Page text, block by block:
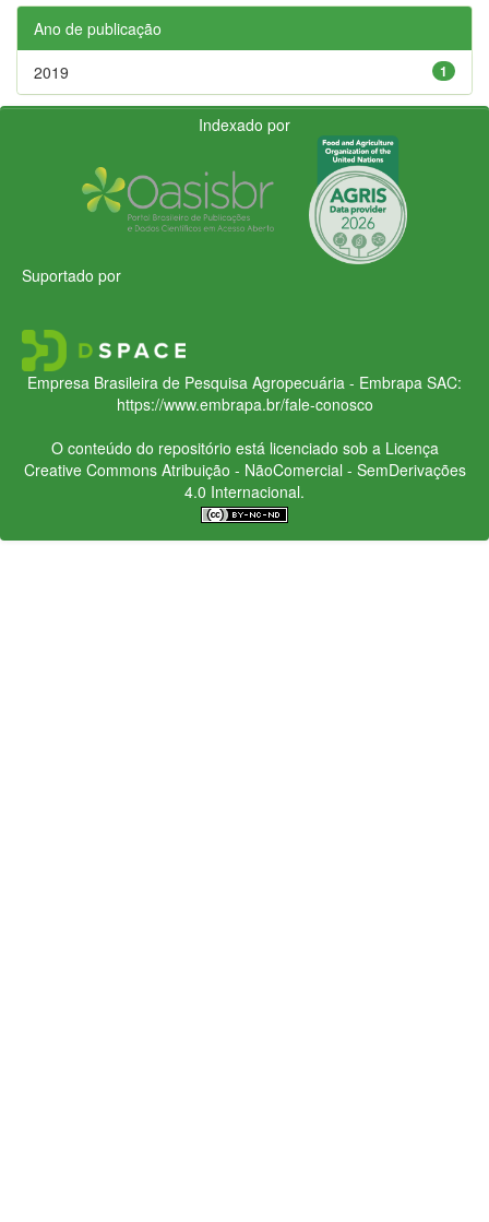
Ano de publicação
1
2019
Indexado por
Suportado por
Empresa Brasileira de Pesquisa Agropecuária - Embrapa SAC:
https://www.embrapa.br/fale-conosco
O conteúdo do repositório está licenciado sob a Licença
Creative CommonsAtribuição - NãoComercial - SemDerivações
4.0 Internacional.